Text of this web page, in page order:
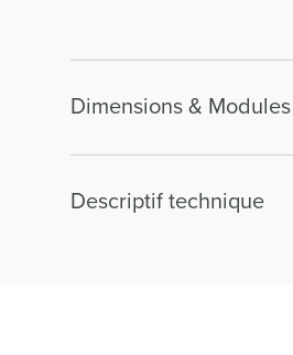
Dimensions & Modules
Descriptif technique